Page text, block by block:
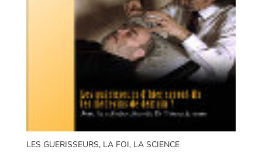
LES GUERISSEURS, LA FOI, LA SCIENCE